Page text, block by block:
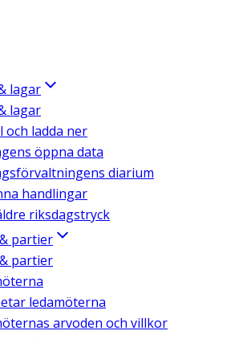
lagar
lagar
och ladda ner
öppna data
diarium
handlingar
riksdagstryck
partier
partier
ledamöterna
arvoden och villkor